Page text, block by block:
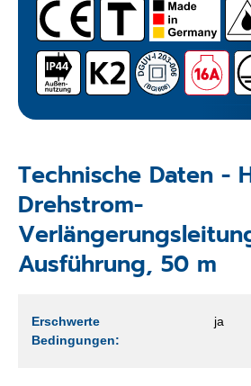
Technische Daten -
Drehstrom-
Ausführung, 50 m
Erschwerte
Bedingungen:
ja